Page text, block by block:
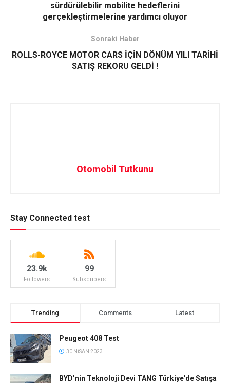
sürdürülebilir mobilite hedeflerini
gerçekleştirmelerine yardımcı oluyor
Sonraki Haber
ROLLS-ROYCE MOTOR CARS İÇİN DÖNÜM YILI TARİHİ
SATIŞ REKORU GELDİ !
Otomobil Tutkunu
Stay Connected test
23.9k
Followers
99
Subscribers
Trending Comments Latest
Peugeot 408 Test
30 NISAN 2023
BYD’nin Teknoloji Devi TANG Türkiye’de Satışa